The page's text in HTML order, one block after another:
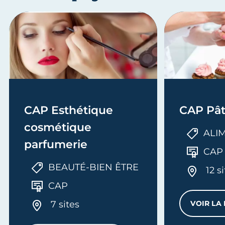
CAP Esthétique
cosmétique
parfumerie
BEAUTÉ-BIEN ÊTRE
CAP
7 sites
CAP
CAP
12
VOIR LA